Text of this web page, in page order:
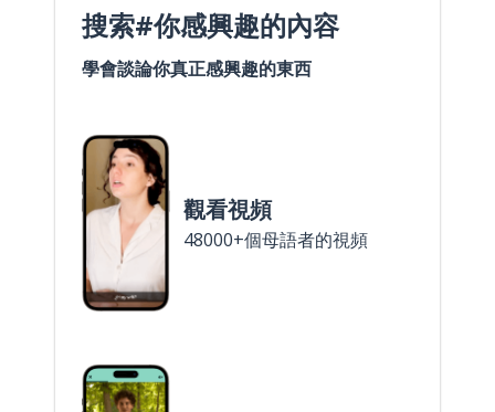
搜索#你感興趣的內容
學會談論你真正感興趣的東西
觀看視頻
48000+個母語者的視頻